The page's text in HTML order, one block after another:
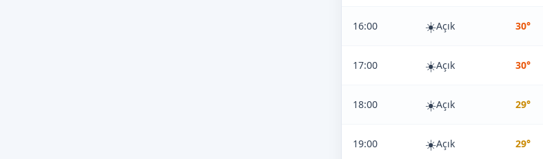
16:00 ☀️Açık 30°
17:00 ☀️Açık 30°
18:00 ☀️Açık 29°
19:00 ☀️Açık 29°